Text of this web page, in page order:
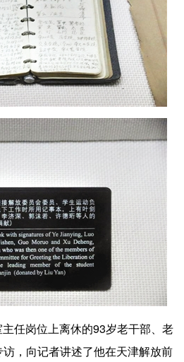
任岗位上离休的93岁老干部、老
，向记者讲述了他在天津解放前